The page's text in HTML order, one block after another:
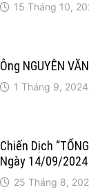
15 Tháng 10,
Ông NGUYỄN
1 Tháng 9, 2024
Chiến Dịch
Ngày 14/09/2024
25 Tháng 8,